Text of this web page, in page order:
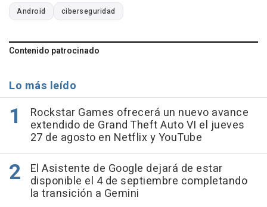
Android ciberseguridad
Contenido patrocinado
Lo más leído
Rockstar Games ofrecerá un nuevo avance
extendido de Grand Theft Auto VI el jueves
27 de agosto en Netflix y YouTube
El Asistente de Google dejará de estar
disponible el 4 de septiembre completando
la transición a Gemini